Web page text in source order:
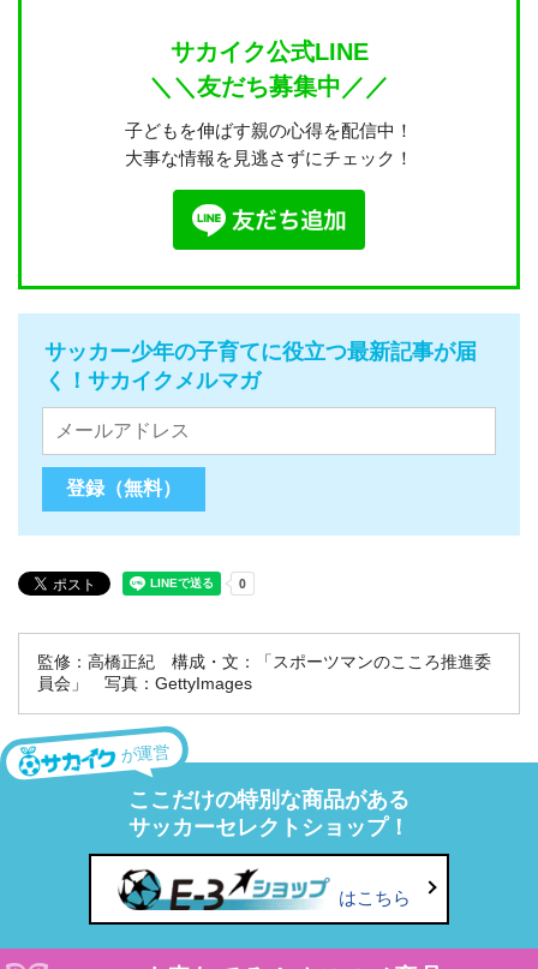
サカイク公式LINE
＼＼友だち募集中／／
子どもを伸ばす親の心得を配信中！
大事な情報を見逃さずにチェック！
サッカー少年の子育てに役立つ最新記事が届
く！サカイクメルマガ
監修：高橋正紀 構成・文：「スポーツマンのこころ推進委
員会」 写真：GettyImages
が運営
ここだけの特別な商品がある
サッカーセレクトショップ！
はこちら